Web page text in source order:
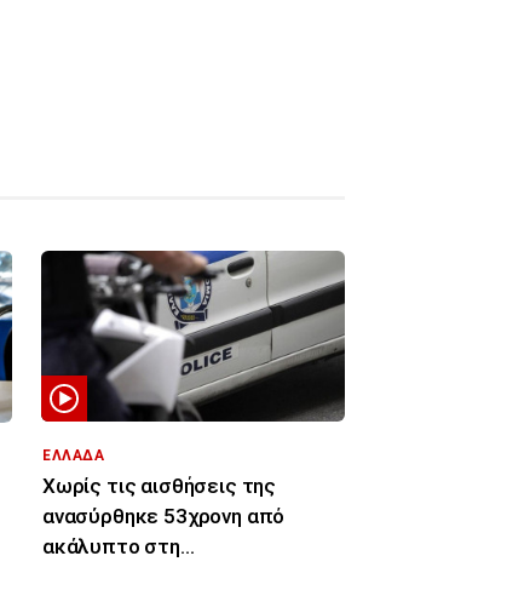
ΕΛΛΑΔΑ
Χωρίς τις αισθήσεις της
ανασύρθηκε 53χρονη από
ακάλυπτο στη